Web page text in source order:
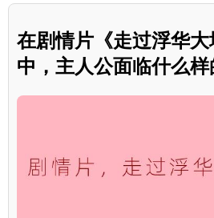
在剧情片《走过浮华大
中，主人公面临什么样